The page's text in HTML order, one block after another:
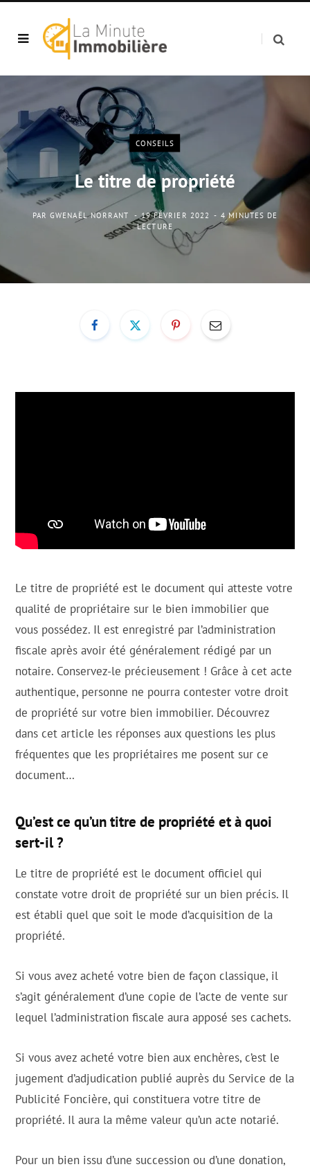
CONSEILS
Le titre de propriété
PARGWENAËL NORRANT 19 FÉVRIER 2022
4 MINUTES DE
LECTURE
Le titre de propriété est le document qui atteste votre
qualité de propriétaire sur le bien immobilier que
vous possédez. Il est enregistré par l’administration
fiscale après avoir été généralement rédigé par un
notaire. Conservez-le précieusement ! Grâce à cet acte
authentique, personne ne pourra contester votre droit
de propriété sur votre bien immobilier. Découvrez
dans cet article les réponses aux questions les plus
fréquentes que les propriétaires me posent sur ce
document…
Qu’est ce qu’un titre de propriété et à quoi
sert-il ?
Le titre de propriété est le document officiel qui
constate votre droit de propriété sur un bien précis. Il
est établi quel que soit le mode d’acquisition de la
propriété.
Si vous avez acheté votre bien de façon classique, il
s’agit généralement d’une copie de l’acte de vente sur
lequel l’administration fiscale aura apposé ses cachets.
Si vous avez acheté votre bien aux enchères, c’est le
jugement d’adjudication publié auprès du Service de la
Publicité Foncière, qui constituera votre titre de
propriété. Il aura la même valeur qu’un acte notarié.
Pour un bien issu d’une succession ou d’une donation,